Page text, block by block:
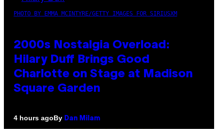
PHOTO BY EMMA MCINTYRE/GETTY IMAGES FOR SIRIUSXM
2000s Nostalgia Overload:
Hilary Duff Brings Good
Charlotte on Stage at Madison
Square Garden
4 hours agoBy Dan Milam